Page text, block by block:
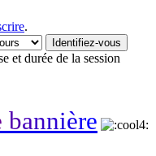
.
et durée de la session
bannière